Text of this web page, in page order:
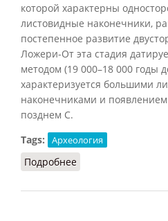
которой характерны
листовидные наконечники,
постепенное развитие
Ложери-От эта стадия
методом (19 000–18 000 годы
характеризуется большими
наконечниками и
позднем С.
Tags:
Археология
Подробнее